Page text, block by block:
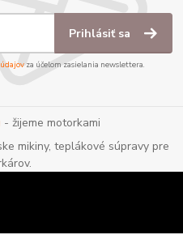
Prihlásiť sa
za účelom zasielania newslettera.
- žijeme motorkami
mikiny, teplákové súpravy pre